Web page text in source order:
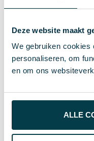
Deze website maakt
We gebruiken cookies
personaliseren, om
en om ons
ALLE
Inhoud
Artikelnummer
Materiaal
Maat
EAN-code
Merk